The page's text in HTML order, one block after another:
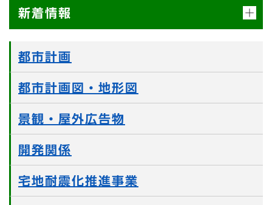
新着情報
都市計画
都市計画図・地形図
景観・屋外広告物
開発関係
宅地耐震化推進事業